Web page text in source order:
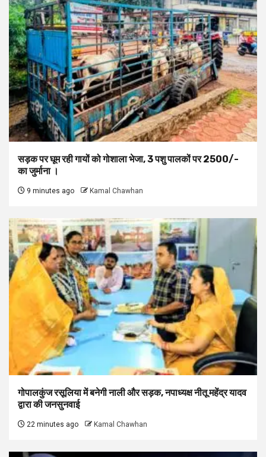
सड़क पर घूम रही गायों को गोशाला भेजा, 3 पशु पालकों पर 2500/-
का जुर्माना ।
9 minutes ago Kamal Chawhan
गोपालकुंज रसूलिया में बनेगी नाली और सड़क, नपाध्यक्ष नीतू महेंद्र यादव
द्वारा की जनसुनवाई
22 minutes ago Kamal Chawhan